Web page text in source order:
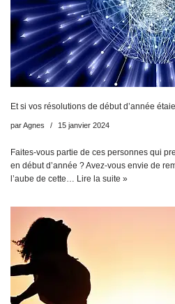
Et si vos résolutions de début d’année
parAgnes 15 janvier 2024
Faites-vous partie de ces personnes qui
en début d’année ? Avez-vous envie de
l’aube de cette… Lire la suite »